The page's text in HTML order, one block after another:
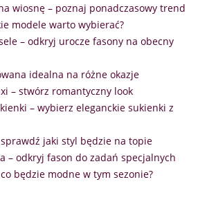
wiosnę – poznaj ponadczasowy trend
modele warto wybierać?
– odkryj urocze fasony na obecny
idealna na różne okazje
– stwórz romantyczny look
– wybierz eleganckie sukienki z
jaki styl będzie na topie
– odkryj fason do zadań specjalnych
będzie modne w tym sezonie?